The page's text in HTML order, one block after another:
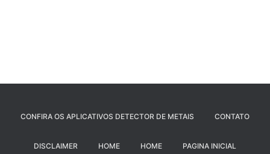
CONFIRA OS APLICATIVOS DETECTOR DE METAIS CONTATO
DISCLAIMER HOME HOME PAGINA INICIAL